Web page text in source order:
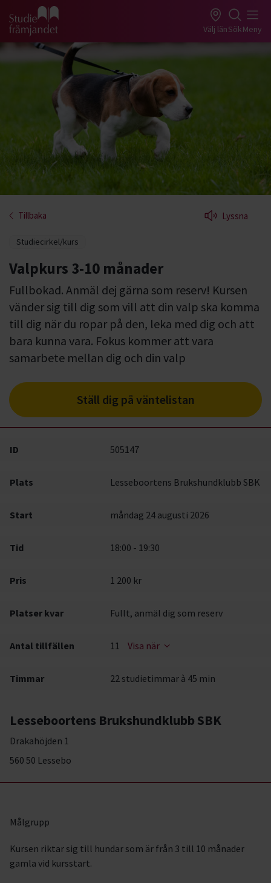
Gå till studiefrämjandets startsida Välj länSökMeny
Tillbaka Lyssna
Studiecirkel/kurs
Valpkurs 3-10 månader
Fullbokad. Anmäl dej gärna som reserv! Kursen
vänder sig till dig som vill att din valp ska komma
till dig när du ropar på den, leka med dig och att
bara kunna vara. Fokus kommer att vara
samarbete mellan dig och din valp
Ställ dig på väntelistan
ID 505147
Plats Lesseboortens Brukshundklubb SBK
Start måndag 24 augusti 2026
Tid 18:00 - 19:30
Pris 1 200 kr
Platser kvar Fullt, anmäl dig som reserv
Antal tillfällen 11 Visa när
Timmar 22 studietimmar à 45 min
Lesseboortens Brukshundklubb SBK
Drakahöjden 1
560 50 Lessebo
Målgrupp
Kursen riktar sig till hundar som är från 3 till 10 månader
gamla vid kursstart.